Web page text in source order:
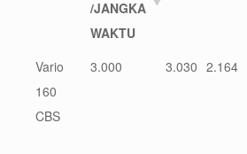
/JANGKA
WAKTU
Vario
160
CBS
3.000 3.030 2.164